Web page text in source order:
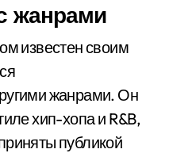
жанрами
известен своим
жанрами. Он
хип-хопа и R&B,
публикой